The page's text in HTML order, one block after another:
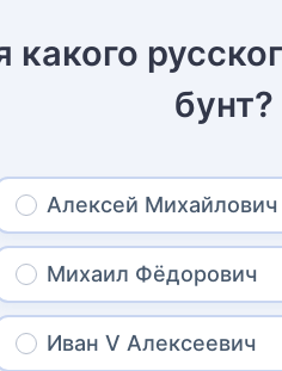
какого
бунт?
Алексей Михайлович
Михаил Фёдорович
Иван V Алексеевич